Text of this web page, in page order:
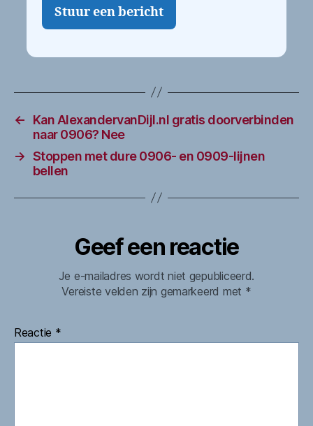
Stuur een bericht
←
Kan AlexandervanDijl.nl gratis doorverbinden
naar 0906? Nee
→ Stoppen met dure 0906- en 0909-lijnen
bellen
Geef een reactie
Je e-mailadres wordt niet gepubliceerd.
Vereiste velden zijn gemarkeerd met *
Reactie *